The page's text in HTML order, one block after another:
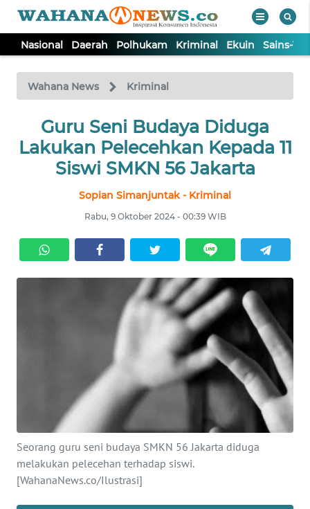
Nasional Daerah Polhukam Kriminal Ekuin Sains-
Wahana News Kriminal
Guru Seni Budaya Diduga
Lakukan Pelecehkan Kepada 11
Siswi SMKN 56 Jakarta
Sopian Simanjuntak - Kriminal
Rabu, 9 Oktober 2024 - 00:39 WIB
Seorang guru seni budaya SMKN 56 Jakarta diduga
melakukan pelecehan terhadap siswi.
[WahanaNews.co/Ilustrasi]
TV
Tutup
NASIONAL
DAERAH
KRIMINAL
EKUIN
INTERNASIONAL
SERBA-SERBI
PENDIDIKAN